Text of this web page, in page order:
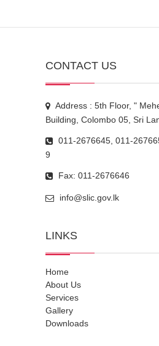
CONTACT US
Address : 5th Floor, "
Building, Colombo 05, Sri
011-2676645, 011-
9
Fax: 011-2676646
info@slic.gov.lk
LINKS
Home
About Us
Services
Gallery
Downloads